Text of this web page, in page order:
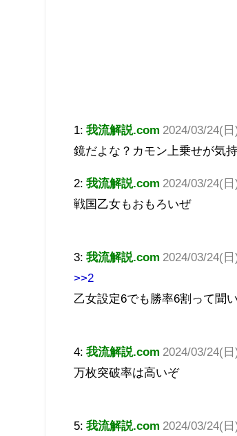
1:我流解説.com 2024/03/24(
鏡だよな？カモン上乗せが気
2:我流解説.com 2024/03/24(
戦国乙女もおもろいぜ
3:我流解説.com 2024/03/24(
>>2
乙女設定6でも勝率6割って聞
4:我流解説.com 2024/03/24(
万枚突破率は高いぞ
5:我流解説.com 2024/03/24(